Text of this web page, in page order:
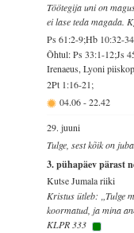
Töötegija uni on
ei lase teda magada.
Ps 61:2-9;Hb 10:32-
Õhtul: Ps 33:1-12;Js
Irenaeus, Lyoni
2Pt 1:16-21;
04.06-22.42
29. juuni
Tulge, sest kõik on
3. pühapäev pärast
Kutse Jumala riiki
Kristus ütleb: „Tulge
koormatud, ja mina
KLPR 333